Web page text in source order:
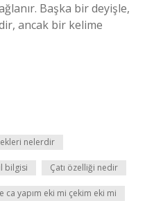
Başka bir deyişle,
ancak bir kelime
ekleri nelerdir
bilgisi Çatı özelliği nedir
ca yapım eki mi çekim eki mi